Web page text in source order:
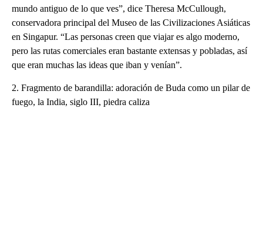
mundo antiguo de lo que ves”, dice Theresa McCullough,
conservadora principal del Museo de las Civilizaciones Asiáticas
en Singapur. “Las personas creen que viajar es algo moderno,
pero las rutas comerciales eran bastante extensas y pobladas, así
que eran muchas las ideas que iban y venían”.
2. Fragmento de barandilla: adoración de Buda como un pilar de
fuego, la India, siglo III, piedra caliza